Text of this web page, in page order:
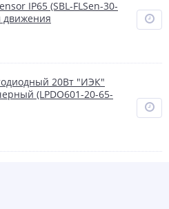
IP65 (SBL-FLSen-30-
движения
20Вт "ИЭК"
(LPDO601-20-65-